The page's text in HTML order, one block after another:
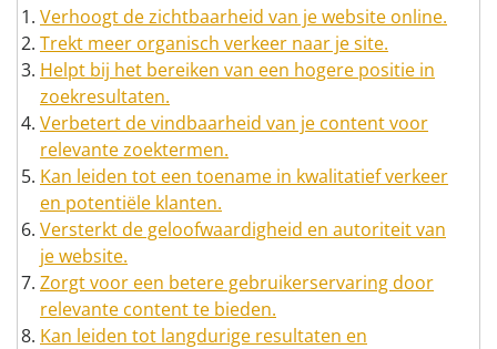
Verhoogt de zichtbaarheid van je website online.
Trekt meer organisch verkeer naar je site.
Helpt bij het bereiken van een hogere positie in
zoekresultaten.
Verbetert de vindbaarheid van je content voor
relevante zoektermen.
Kan leiden tot een toename in kwalitatief verkeer
en potentiële klanten.
Versterkt de geloofwaardigheid en autoriteit van
je website.
Zorgt voor een betere gebruikerservaring door
relevante content te bieden.
Kan leiden tot langdurige resultaten en